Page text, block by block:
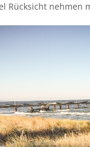
Rücksicht nehmen